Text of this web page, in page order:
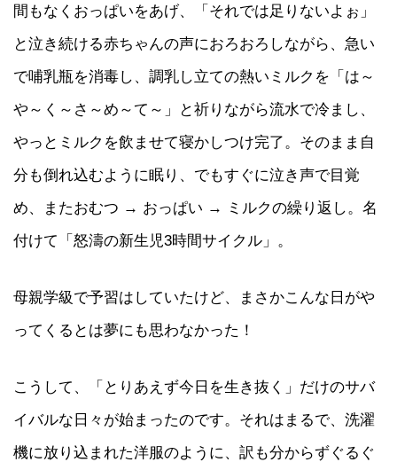
間もなくおっぱいをあげ、「それでは足りないよぉ」
と泣き続ける赤ちゃんの声におろおろしながら、急い
で哺乳瓶を消毒し、調乳し立ての熱いミルクを「は～
や～く～さ～め～て～」と祈りながら流水で冷まし、
やっとミルクを飲ませて寝かしつけ完了。そのまま自
分も倒れ込むように眠り、でもすぐに泣き声で目覚
め、またおむつ → おっぱい → ミルクの繰り返し。名
付けて「怒濤の新生児3時間サイクル」。
母親学級で予習はしていたけど、まさかこんな日がや
ってくるとは夢にも思わなかった！
こうして、「とりあえず今日を生き抜く」だけのサバ
イバルな日々が始まったのです。それはまるで、洗濯
機に放り込まれた洋服のように、訳も分からずぐるぐ